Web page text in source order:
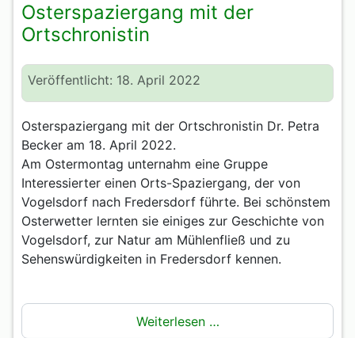
Osterspaziergang mit der
Ortschronistin
Veröffentlicht: 18. April 2022
Osterspaziergang mit der Ortschronistin Dr. Petra
Becker am 18. April 2022.
Am Ostermontag unternahm eine Gruppe
Interessierter einen Orts-Spaziergang, der von
Vogelsdorf nach Fredersdorf führte. Bei schönstem
Osterwetter lernten sie einiges zur Geschichte von
Vogelsdorf, zur Natur am Mühlenfließ und zu
Sehenswürdigkeiten in Fredersdorf kennen.
Weiterlesen …